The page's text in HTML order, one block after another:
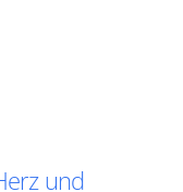
und